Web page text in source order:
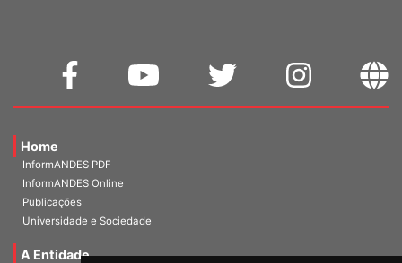
Home
InformANDES PDF
InformANDES Online
Publicações
Universidade e Sociedade
A Entidade